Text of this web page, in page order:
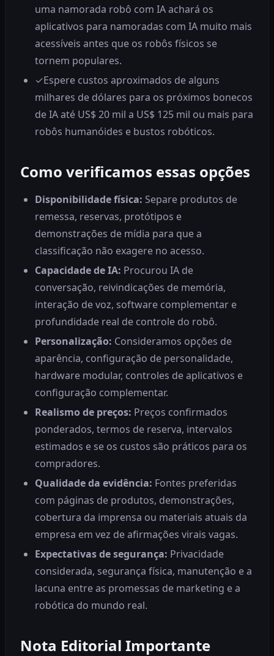
uma namorada robô com IA achará os
aplicativos para namoradas com IA muito mais
acessíveis antes que os robôs físicos se
tornem populares.
✓Espere custos aproximados de alguns
milhares de dólares para os próximos bonecos
de IA até US$ 20 mil a US$ 125 mil ou mais para
robôs humanóides e bustos robóticos.
Como verificamos essas opções
Disponibilidade física: Separe produtos de
remessa, reservas, protótipos e
demonstrações de mídia para que a
classificação não exagere no acesso.
Capacidade de IA: Procurou IA de
conversação, reivindicações de memória,
interação de voz, software complementar e
profundidade real de controle do robô.
Personalização: Consideramos opções de
aparência, configuração de personalidade,
hardware modular, controles de aplicativos e
configuração complementar.
Realismo de preços: Preços confirmados
ponderados, termos de reserva, intervalos
estimados e se os custos são práticos para os
compradores.
Qualidade da evidência: Fontes preferidas
com páginas de produtos, demonstrações,
cobertura da imprensa ou materiais atuais da
empresa em vez de afirmações virais vagas.
Expectativas de segurança: Privacidade
considerada, segurança física, manutenção e a
lacuna entre as promessas de marketing e a
robótica do mundo real.
Nota Editorial Importante